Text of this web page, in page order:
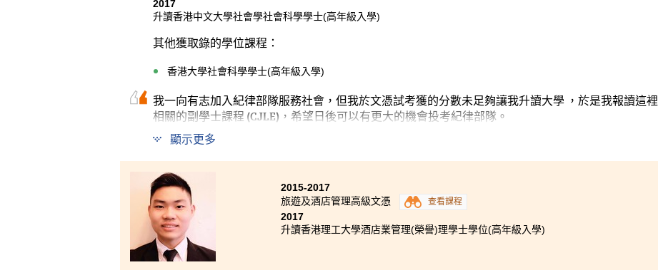
2017
升讀香港中文大學社會學社會科學學士(高年級入學)
其他獲取錄的學位課程：
香港大學社會科學學士(高年級入學)
我一向有志加入紀律部隊服務社會，但我於文憑試考獲的分數未足夠讓我升讀大學 ，於是我報讀這裡
相關的副學士課程 (CJLE)，希望日後可以有更大的機會投考紀律部隊。
這個課程內容及設計配合相關行業，亦有曾經從事督察或警務人員擔任授課導師提供更切合課程資
訊。另外，書院安排同學到警務處或政府部門實習，讓我們能豐富個人履歷及提高升讀大學的機會。
最後，經過兩年的努力，我終於獲得大學取錄，繼續升學，向著目標進發。
顯示更多
2015-2017
旅遊及酒店管理高級文憑
查看課程
2017
升讀香港理工大學酒店業管理(榮譽)理學士學位(高年級入學)